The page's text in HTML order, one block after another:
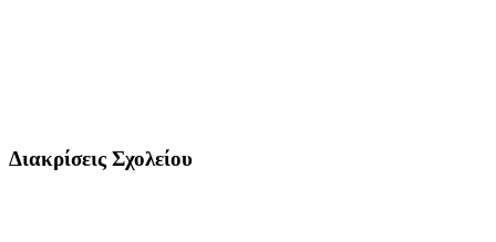
Διακρίσεις Σχολείου